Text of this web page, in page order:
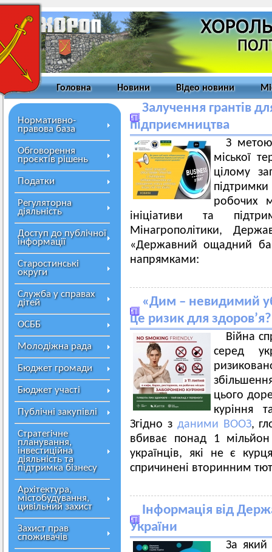
Головна Новини Відео новини
Нормативно-
правова база
Обговорення
проєктів рішень
Податки
Регуляторна
діяльність
Доступ до публічної
інформації
Старостинські
округи
Служба у справах
дітей
ОСББ
Молодіжна рада
Бюджет громади
Бюджет участі
Публічні закупівлі
Стратегічне
планування,
інвестиційна
діяльність та
підтримка бізнесу
Архітектура,
містобудування,
цивільний захист
Захист прав
споживачів
Залучення грантів
підприємництва
З метою
міської
цілому
робочих
ініціативи та
Мінагрополітики,
«Державний ощадний
напрямками:
«Дим – невидимий
це ризик для здоров’я?
Війна
серед
цього
куріння
Згідно з даними ВООЗ,
вбиває понад 1
українців, які не є
спричинені вторинним
Інформація від
України
За який